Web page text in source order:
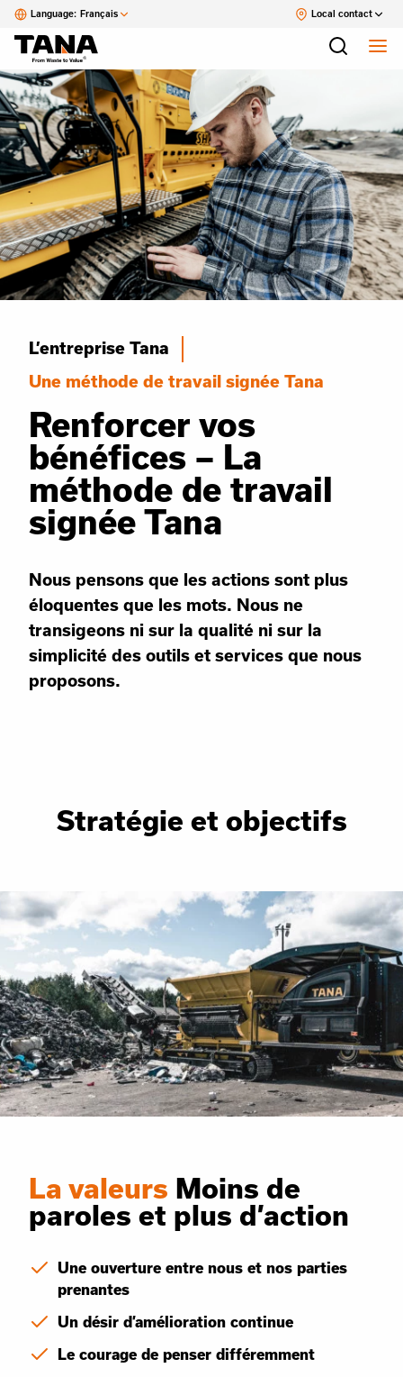
Language: Français Local contact
L’entreprise Tana
Une méthode de travail signée Tana
Renforcer vos
bénéfices – La
méthode de travail
signée Tana
Nous pensons que les actions sont plus
éloquentes que les mots. Nous ne
transigeons ni sur la qualité ni sur la
simplicité des outils et services que nous
proposons.
Stratégie et objectifs
La valeurs Moins de
paroles et plus d’action
Une ouverture entre nous et nos parties
prenantes
Un désir d’amélioration continue
Le courage de penser différemment